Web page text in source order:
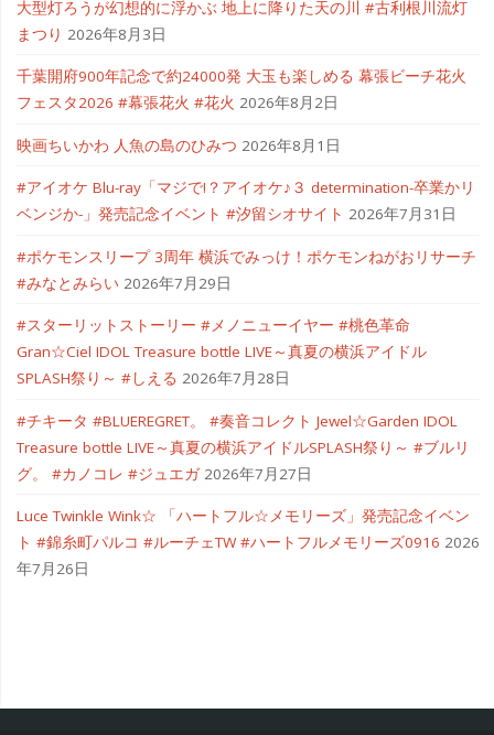
大型灯ろうが幻想的に浮かぶ 地上に降りた天の川 #古利根川流灯
まつり 2026年8月3日
千葉開府900年記念で約24000発 大玉も楽しめる 幕張ビーチ花火
フェスタ2026 #幕張花火 #花火 2026年8月2日
映画ちいかわ 人魚の島のひみつ 2026年8月1日
#アイオケ Blu-ray「マジで!？アイオケ♪３ determination-卒業かリ
ベンジか-」発売記念イベント #汐留シオサイト 2026年7月31日
#ポケモンスリープ 3周年 横浜でみっけ！ポケモンねがおリサーチ
#みなとみらい 2026年7月29日
#スターリットストーリー #メノニューイヤー #桃色革命
Gran☆Ciel IDOL Treasure bottle LIVE～真夏の横浜アイドル
SPLASH祭り～ #しえる 2026年7月28日
#チキータ #BLUEREGRET。 #奏音コレクト Jewel☆Garden IDOL
Treasure bottle LIVE～真夏の横浜アイドルSPLASH祭り～ #ブルリ
グ。 #カノコレ #ジュエガ 2026年7月27日
Luce Twinkle Wink☆ 「ハートフル☆メモリーズ」発売記念イベン
ト #錦糸町パルコ #ルーチェTW #ハートフルメモリーズ0916 2026
年7月26日